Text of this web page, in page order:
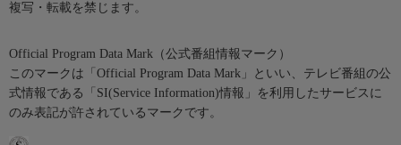
複写・転載を禁じます。
Official Program Data Mark（公式番組情報マーク）
このマークは「Official Program Data Mark」といい、テレビ番組の公
式情報である「SI(Service Information)情報」を利用したサービスに
のみ表記が許されているマークです。